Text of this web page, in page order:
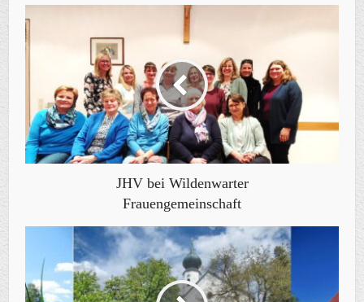
JHV bei Wildenwarter
Frauengemeinschaft